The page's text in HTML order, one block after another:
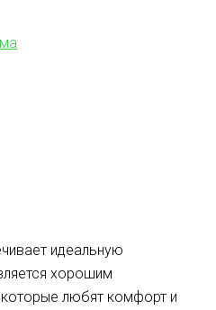
идеальную
хорошим
любят комфорт и